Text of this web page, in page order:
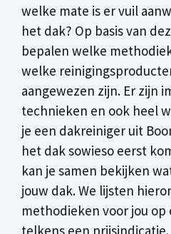
welke mate is er vuil
het dak? Op basis van
bepalen welke
welke
aangewezen zijn. Er zijn
technieken en ook heel
je een dakreiniger uit
het dak sowieso eerst
kan je samen bekijken
jouw dak. We lijsten
methodieken voor jou op
telkens een prijsindicatie.